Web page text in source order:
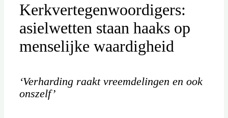
Kerkvertegenwoordigers:
asielwetten staan haaks op
menselijke waardigheid
‘Verharding raakt vreemdelingen en ook
onszelf’